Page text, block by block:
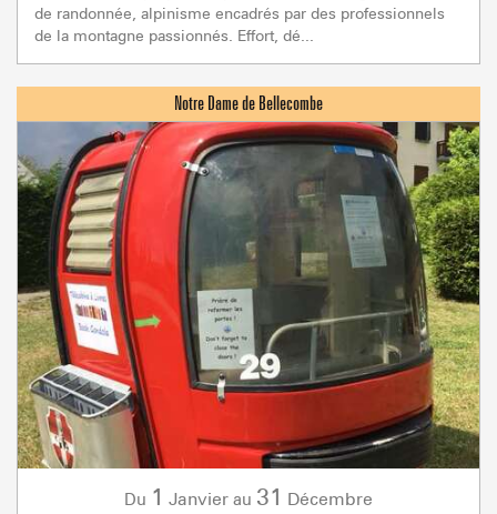
de randonnée, alpinisme encadrés par des professionnels
de la montagne passionnés. Effort, dé...
Du 1 Janvier au 31 Décembre